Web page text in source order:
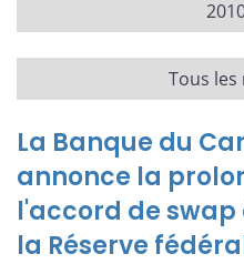
Tous les
La Banque du
annonce la
l'accord de
la Réserve